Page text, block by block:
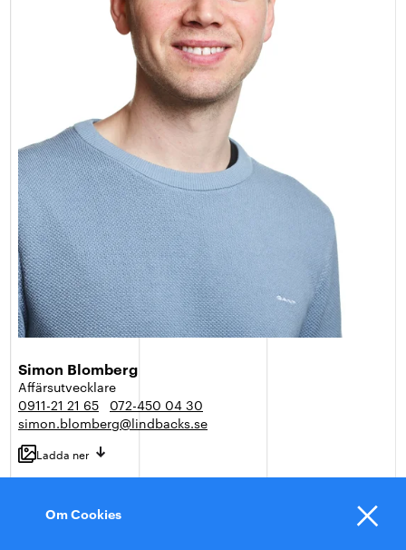
Simon Blomberg
Affärsutvecklare
0911-21 21 65
072-450 04 30
simon.blomberg@lindbacks.se
Ladda ner
Om Cookies